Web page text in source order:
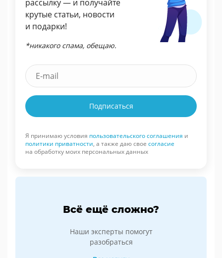
рассылку — и получайте
крутые статьи, новости
и подарки!
*никакого спама, обещаю.
Подписаться
Я принимаю условия пользовательского соглашения и
политики приватности, а также даю свое согласие
на обработку моих персональных данных
Всё ещё сложно?
Наши эксперты помогут
разобраться